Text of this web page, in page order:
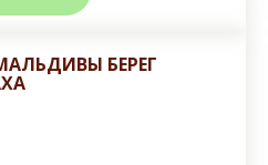
БЕРЕГ